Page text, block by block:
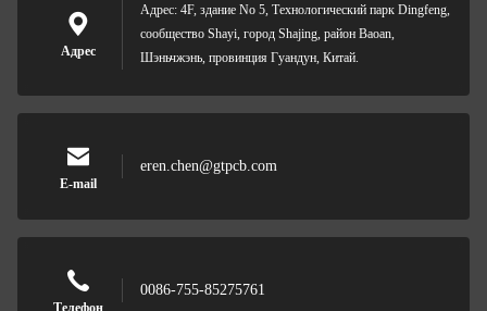
Адрес
Адрес: 4F, здание No 5, Технологический парк Dingfeng,
сообщество Shayi, город Shajing, район Baoan,
Шэньчжэнь, провинция Гуандун, Китай.
E-mail
eren.chen@gtpcb.com
Телефон
0086-755-85275761